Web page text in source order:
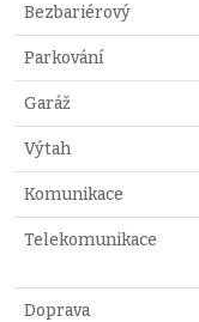
Bezbariérový
Parkování
Garáž
Výtah
Komunikace
Telekomunikace
Doprava